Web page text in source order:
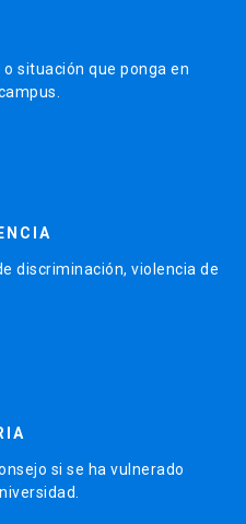
situación que ponga en
discriminación, violencia de
si se ha vulnerado